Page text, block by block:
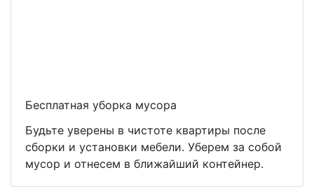
Бесплатная уборка мусора
Будьте уверены в чистоте квартиры после
сборки и установки мебели. Уберем за собой
мусор и отнесем в ближайший контейнер.